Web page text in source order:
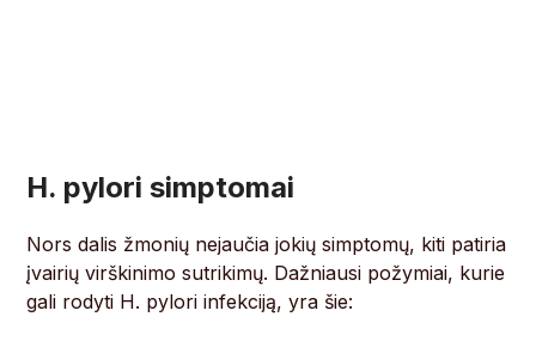
H. pylori simptomai
Nors dalis žmonių nejaučia jokių simptomų, kiti patiria
įvairių virškinimo sutrikimų. Dažniausi požymiai, kurie
gali rodyti H. pylori infekciją, yra šie: